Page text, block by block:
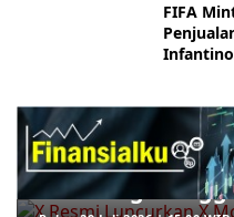
FIFA
X Resmi
Keuangan
dan Bunga